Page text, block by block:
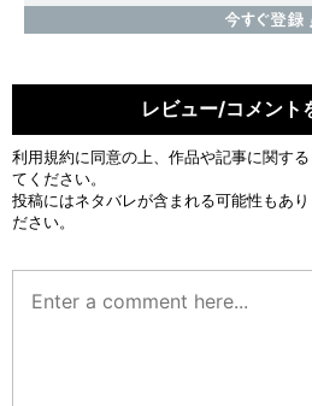
レビュー/コメント
利用規約に同意の上、作品や記事に関す
てください。
投稿にはネタバレが含まれる可能性もあ
ださい。